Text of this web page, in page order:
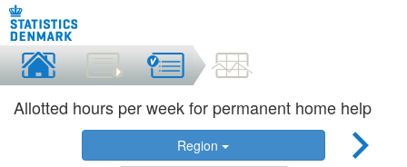
Allotted hours per week for permanent home help
Region